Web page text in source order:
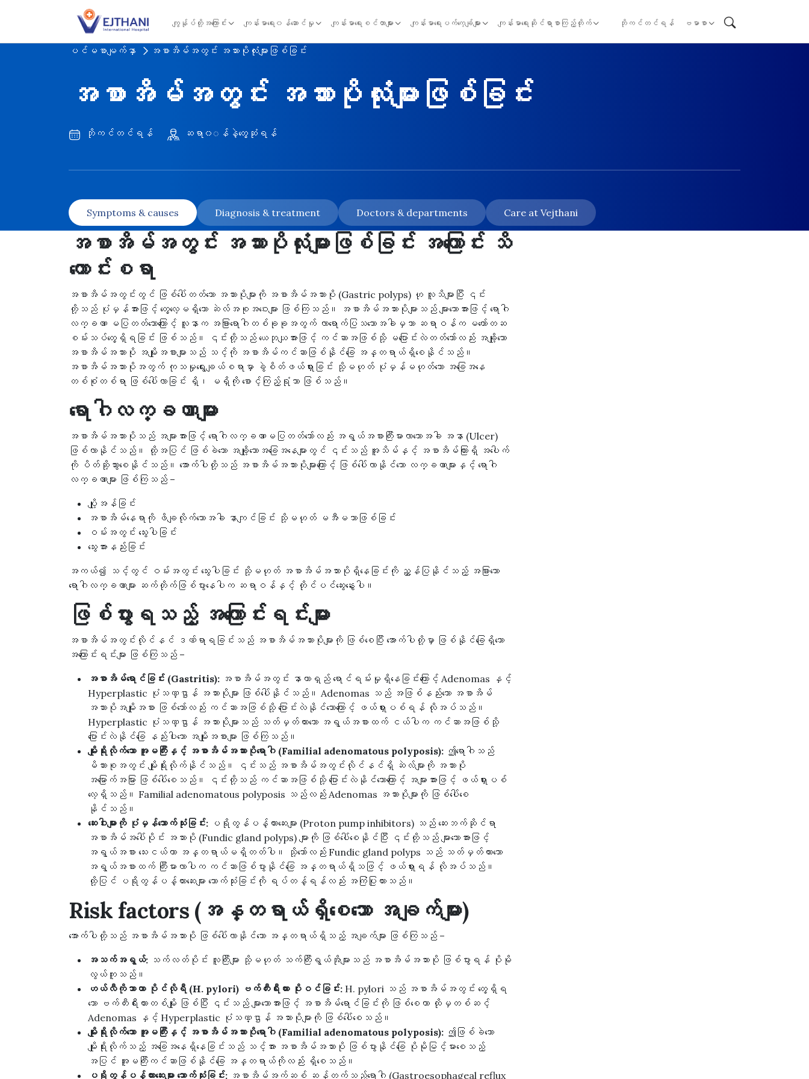
ကျွန်ုပ်တို့အကြောင်း ကျန်းမာရေး၀န်ဆောင်မှု ကျန်းမာရေးစင်တာများ ကျန်းမာရေးပက်ကေ့ချ်များ ကျန်းမာရေးဆိုင်ရာစာကြည့်တိုက် ဘိုကင်တင်ရန် ဗမာစာ
ပင်မစာမျက်နှာ အစာအိမ်အတွင်း အသားပိုလုံးများဖြစ်ခြင်း
အစာအိမ်အတွင်း အသားပိုလုံးများဖြစ်ခြင်း
ဘိုကင်တင်ရန် ဆရာ၀◌န်နဲ့တွေ့ဆုံရန်
Symptoms & causes Diagnosis & treatment Doctors & departments Care at Vejthani
အစာအိမ်အတွင်း အသားပိုလုံးများဖြစ်ခြင်း အကြောင်း သိ
ကောင်းစရာ
အစာအိမ်အတွင်းတွင် ဖြစ်ပေါ်တတ်သော အသားပိုများကို အစာအိမ်အသားပို (Gastric polyps) ဟု လူသိများပြီး ၎င်း
တို့သည် ပုံမှန်အားဖြင့် တွေ့လေ့မရှိသော ဆဲလ်အစုအဝေးများ ဖြစ်ကြသည်။ အစာအိမ်အသားပိုများသည် များသောအားဖြင့် ရောဂါ
လက္ခဏာ မပြတတ်သောကြောင့် လူနာက အခြားရောဂါတစ်ခုခုအတွက် လာရောက်ပြသသောအခါမှသာ ဆရာဝန်က မတော်တဆ
စမ်းသပ်တွေ့ရှိရခြင်း ဖြစ်သည်။ ၎င်းတို့သည် ယေဘုယျအားဖြင့် ကင်ဆာအဖြစ်သို့ မပြောင်းလဲတတ်သော်လည်း အချို့သော
အစာအိမ်အသားပို အမျိုးအစားများသည် သင့်ကို အစာအိမ်ကင်ဆာဖြစ်နိုင်ခြေ အန္တရာယ်ရှိစေနိုင်သည်။
အစာအိမ်အသားပိုအတွက် ကုသမှုရွေးချယ်စရာမှာ ခွဲစိတ်ဖယ်ရှားခြင်း သို့မဟုတ် ပုံမှန်မဟုတ်သော အခြေအနေ
တစ်စုံတစ်ရာ ဖြစ်ပေါ်လာခြင်း ရှိ၊ မရှိကို စောင့်ကြည့်ရုံသာ ဖြစ်သည်။
ရောဂါလက္ခဏာများ
အစာအိမ်အသားပိုသည် အများအားဖြင့် ရောဂါလက္ခဏာမပြတတ်သော်လည်း အရွယ်အစားကြီးမားလာသောအခါ အနာ (Ulcer)
ဖြစ်လာနိုင်သည်။ ထို့အပြင် ဖြစ်ခဲသော အချို့သောအခြေအနေများတွင် ၎င်းသည် အူသိမ်နှင့် အစာအိမ်ကြားရှိ အပေါက်
ကို ပိတ်ဆို့သွားစေနိုင်သည်။ အောက်ပါတို့သည် အစာအိမ်အသားပိုများကြောင့် ဖြစ်ပေါ်လာနိုင်သော လက္ခဏာများနှင့် ရောဂါ
လက္ခဏာများ ဖြစ်ကြသည် –
ပျို့အန်ခြင်း
အစာအိမ်နေရာကို ဖိချလိုက်သောအခါ နာကျင်ခြင်း သို့မဟုတ် မအီမသာဖြစ်ခြင်း
ဝမ်းအတွင်း သွေးပါခြင်း
သွေးအားနည်းခြင်း
အကယ်၍ သင့်တွင် ဝမ်းအတွင်း သွေးပါခြင်း သို့မဟုတ် အစာအိမ်အသားပိုရှိနေခြင်းကို ညွှန်ပြနိုင်သည့် အခြားသော
ရောဂါလက္ခဏာများ ဆက်တိုက်ဖြစ်ပွားနေပါက ဆရာဝန်နှင့် တိုင်ပင်ဆွေးနွေးပါ။
ဖြစ်ပွားရသည့် အကြောင်းရင်းများ
အစာအိမ်အတွင်းလိုင်နင် ဒဏ်ရာရခြင်းသည် အစာအိမ်အသားပိုများကို ဖြစ်စေပြီး အောက်ပါတို့မှာ ဖြစ်နိုင်ခြေရှိသော
အကြောင်းရင်းများ ဖြစ်ကြသည် –
အစာအိမ်ရောင်ခြင်း (Gastritis): အစာအိမ်အတွင်း နာတာရှည် ရောင်ရမ်းမှုရှိနေခြင်းကြောင့် Adenomas နှင့်
Hyperplastic ပုံသဏ္ဌာန် အသားပိုများ ဖြစ်ပေါ်နိုင်သည်။ Adenomas သည် အဖြစ်နည်းသော အစာအိမ်
အသားပိုအမျိုးအစား ဖြစ်သော်လည်း ကင်ဆာအဖြစ်သို့ ပြောင်းလဲနိုင်သောကြောင့် ဖယ်ရှားပစ်ရန် လိုအပ်သည်။
Hyperplastic ပုံသဏ္ဌာန် အသားပိုများသည် သတ်မှတ်ထားသော အရွယ်အစားထက် ငယ်ပါက ကင်ဆာအဖြစ်သို့
ပြောင်းလဲနိုင်ခြေ နည်းပါးသော အမျိုးအစားများ ဖြစ်ကြသည်။
မျိုးရိုးလိုက်သော အူမကြီးနှင့် အစာအိမ်အသားပိုရောဂါ (Familial adenomatous polyposis): ဤရောဂါသည်
မိသားစုအတွင်း မျိုးရိုးလိုက်နိုင်သည်။ ၎င်းသည် အစာအိမ်အတွင်းလိုင်နင်ရှိ ဆဲလ်များကို အသားပို
အမြောက်အမြား ဖြစ်ပေါ်စေသည်။ ၎င်းတို့သည် ကင်ဆာအဖြစ်သို့ ပြောင်းလဲနိုင်သောကြောင့် အများအားဖြင့် ဖယ်ရှားပစ်
လေ့ရှိသည်။ Familial adenomatous polyposis သည်လည်း Adenomas အသားပိုများကို ဖြစ်ပေါ်စေ
နိုင်သည်။
ဆေးဝါးများကို ပုံမှန်သောက်သုံးခြင်း: ပရိုတွန်ပန့်တားဆေးများ (Proton pump inhibitors) သည် ဆေးဘက်ဆိုင်ရာ
အစာအိမ်အပေါ်ပိုင်း အသားပို (Fundic gland polyps) များကို ဖြစ်ပေါ်စေနိုင်ပြီး ၎င်းတို့သည် များသောအားဖြင့်
အရွယ်အစား သေးငယ်ကာ အန္တရာယ်မရှိတတ်ပါ။ သို့သော်လည်း Fundic gland polyps သည် သတ်မှတ်ထားသော
အရွယ်အစားထက် ကြီးမားလာပါက ကင်ဆာဖြစ်ပွားနိုင်ခြေ အန္တရာယ်ရှိသဖြင့် ဖယ်ရှားရန် လိုအပ်သည်။
ထို့ပြင် ပရိုတွန်ပန့်တားဆေးများ သောက်သုံးခြင်းကို ရပ်တန့်ရန်လည်း အကြံပြုထားသည်။
Risk factors (အန္တရာယ်ရှိစေသော အချက်များ)
အောက်ပါတို့သည် အစာအိမ်အသားပို ဖြစ်ပေါ်လာနိုင်သော အန္တရာယ်ရှိသည့် အချက်များ ဖြစ်ကြသည် –
အသက်အရွယ်: သက်လတ်ပိုင်း လူကြီးများ သို့မဟုတ် သက်ကြီးရွယ်အိုများသည် အစာအိမ်အသားပို ဖြစ်ပွားရန် ပိုမို
လွယ်ကူသည်။
ဟယ်လီကိုဘာတာ ပိုင်လိုရီ (H. pylori) ဗက်တီးရီးယား ပိုးဝင်ခြင်း: H. pylori သည် အစာအိမ်အတွင်း တွေ့ရှိရ
သော ဗက်တီးရီးယားတစ်မျိုး ဖြစ်ပြီး ၎င်းသည် များသောအားဖြင့် အစာအိမ်ရောင်ခြင်းကို ဖြစ်စေကာ ထိုမှတစ်ဆင့်
Adenomas နှင့် Hyperplastic ပုံသဏ္ဌာန် အသားပိုများကို ဖြစ်ပေါ်စေသည်။
မျိုးရိုးလိုက်သော အူမကြီးနှင့် အစာအိမ်အသားပိုရောဂါ (Familial adenomatous polyposis): ဤဖြစ်ခဲသော
မျိုးရိုးလိုက်သည့် အခြေအနေရှိနေခြင်းသည် သင့်အား အစာအိမ်အသားပို ဖြစ်ပွားနိုင်ခြေ ပိုမိုမြင့်မားစေသည့်
အပြင် အူမကြီးကင်ဆာဖြစ်နိုင်ခြေ အန္တရာယ်ကိုလည်း ရှိစေသည်။
ပရိုတွန်ပန့်တားဆေးများ သောက်သုံးခြင်း: အစာအိမ်အက်ဆစ် ဆန်တက်သည့်ရောဂါ (Gastroesophageal reflux